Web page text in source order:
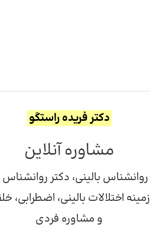
دکتر فریده راستگو
مشاوره آنلاین
روانشناس بالینی، دکتر روانشناس
زمینه اختلالات بالینی، اضطرابی،
و مشاوره فردی